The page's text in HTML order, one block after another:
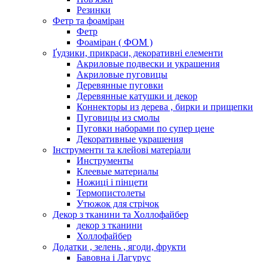
Резинки
Фетр та фоаміран
Фетр
Фоаміран ( ФОМ )
Ґудзики, прикраси, декоративні елементи
Акриловые подвески и украшения
Акриловые пуговицы
Деревянные пуговки
Деревянные катушки и декор
Коннекторы из дерева , бирки и прищепки
Пуговицы из смолы
Пуговки наборами по супер цене
Декоративные украшения
Інструменти та клейові матеріали
Инструменты
Клеевые материалы
Ножиці і пінцети
Термопистолеты
Утюжок для стрічок
Декор з тканини та Холлофайбер
декор з тканини
Холлофайбер
Додатки , зелень , ягоди, фрукти
Бавовна і Лагурус